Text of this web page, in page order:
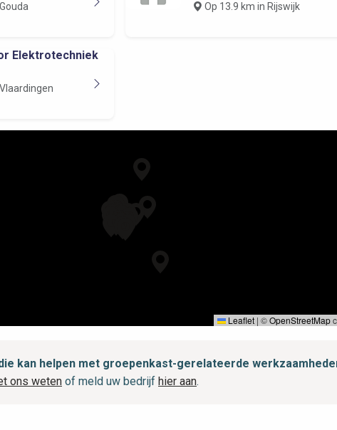
Op 13.9 km in Rijswijk
Elektrotechniek
Leaflet | ©OpenStreetMap
kan helpen met groepenkast-gerelateerde
ons weten of meld uw bedrijf hier aan.